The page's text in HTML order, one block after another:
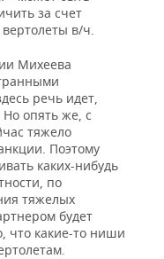
за счет
в/ч.
Михеева
речь идет,
опять же, с
тяжело
Поэтому
каких-нибудь
по
тяжелых
будет
что какие-то ниши